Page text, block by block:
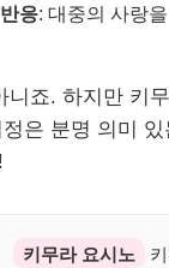
응: 대중의 사랑
니죠. 하지만 키
은 분명 의미
키무라 요시노